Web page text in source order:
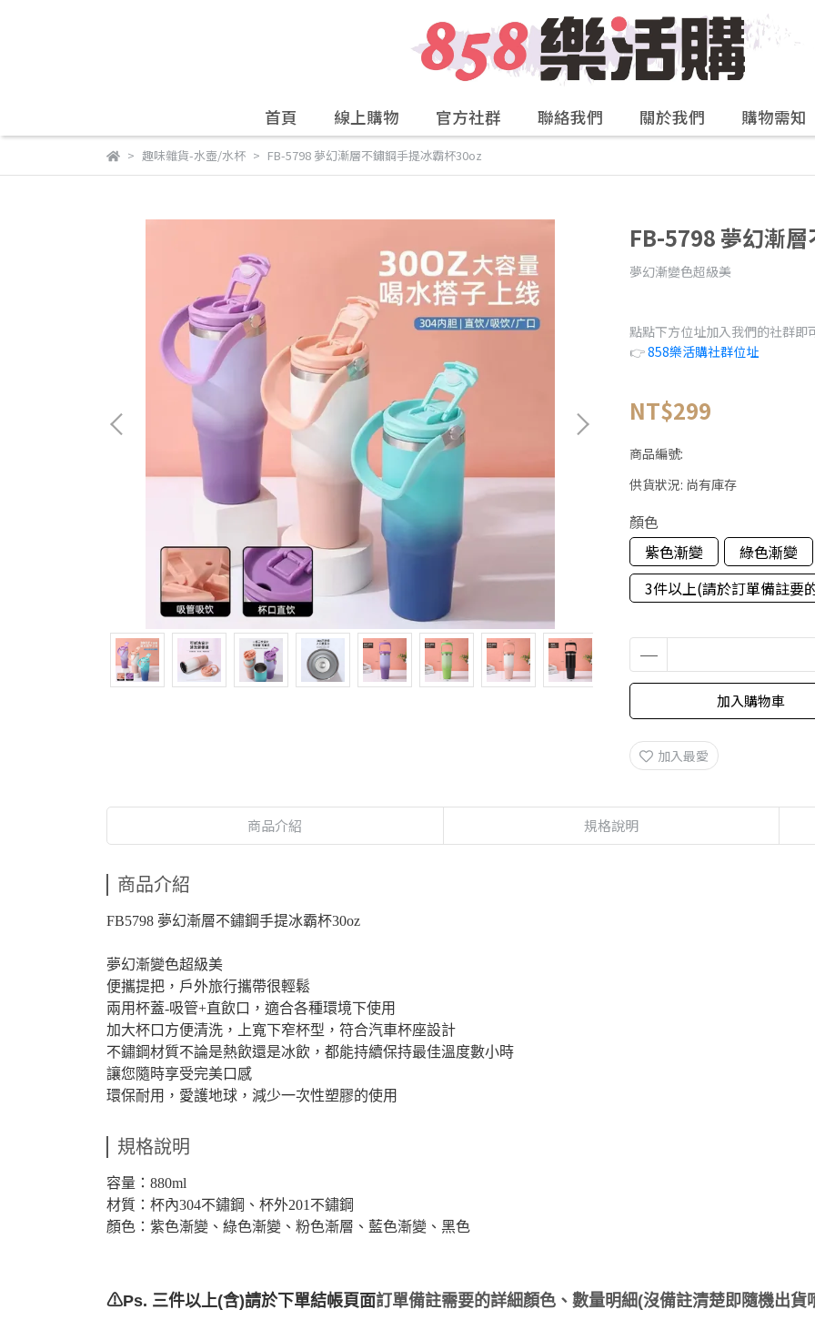
首頁 線上購物 官方社群 聯絡我們 關於我們 購物需知
趣味雜貨-水壺/水杯 FB-5798 夢幻漸層不鏽鋼手提冰霸杯30oz
FB-5798 夢幻漸
夢幻漸變色超級美
點點下方位址加入我們的社群即
👉858樂活購社群位址
NT$299
商品編號:
供貨狀況: 尚有庫存
顏色
紫色漸變
綠色漸變
3件以上(請於訂單備註要
加入購物車
加入最愛
商品介紹 規格說明
商品介紹
FB5798 夢幻漸層不鏽鋼手提冰霸杯30oz
夢幻漸變色超級美
便攜提把，戶外旅行攜帶很輕鬆
兩用杯蓋-吸管+直飲口，適合各種環境下使用
加大杯口方便清洗，上寬下窄杯型，符合汽車杯座設計
不鏽鋼材質不論是熱飲還是冰飲，都能持續保持最佳溫度數小時
讓您隨時享受完美口感
環保耐用，愛護地球，減少一次性塑膠的使用
規格說明
容量：880ml
材質：杯內304不鏽鋼、杯外201不鏽鋼
顏色：紫色漸變、綠色漸變、粉色漸層、藍色漸變、黑色
⚠Ps. 三件以上(含)請於下單結帳頁面訂單備註需要的詳細顏色、數量明細(沒備註清楚即隨機出貨